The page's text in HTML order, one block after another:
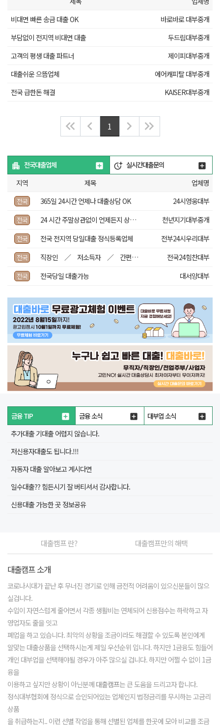
비대면 빠른 송금 대출 OK
바로바로 대부중개
부담없이 전지역 비대면 대출
두드림대부중개
고객의 평생 대출 파트너
제이피대부중개
대출쉬운 으뜸업체
에어캐피탈 대부중개
전국 급한돈 해결
KAISER대부중개
1
전국대출업체
실시간대출문의
지역
제목 업체명
전국 365일 24시간 언제나 대출상담 OK 24시영웅대부
전국 24 시간 주말상관없이 언제든지 상담가능 천년지기대부중개
전국 전국 전지역 당일대출 정식등록업체 전부24시우리대부
전국 직장인 ／ 저소득자 ／ 간편대출 ！ 전국24힘찬대부
전국 전국당일 대출가능 대서양대부
금융 TIP 금융 소식
대부업 소식
추가대출 기대출 어렵지 않습니다.
저신용자대출도 됩니다.!!!
자동자 대출 알아보고 계시다면
일수대출?? 힘든시기 잘 버티셔서 감사합니다.
신용대출 가능한 곳 정보공유
대출캠프 란? 대출캠프만의 해택
대출캠프 소개
코로나시대가 끝난 후 무너진 경기로 인해 금전적 어려움이 있으신분들이 많으
실겁니다.
수입이 자연스럽게 줄어면서 각종 생활비는 연체되어 신용점수는 하락하고 자
영업자도 줄을 잇고
폐업을 하고 있습니다. 최악의 상황을 조금이라도 해결할 수 있도록 본인에게
알맞는 대출상품을 선택하시는게 제일 우선순위 입니다. 하지만 1금융도 힘들어
개인 대부업을 선택해야될 경우가 아주 많으실 겁니다. 하지만 어쩔 수 없이 1금
융을
이용하고 싶지만 상황이 아닌분께 대출캠프는 큰 도움을 드리고자 합니다.
정식대부협회에 정식으로 승인되어있는 업체인지 법정금리를 무시하는 고금리
상품
을 취급하는지.. 이런 선별 작업을 통해 선별된 업체를 한곳에 모아 비교를 조금